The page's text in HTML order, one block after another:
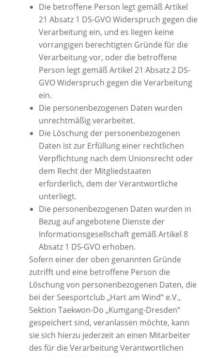
Die betroffene Person legt gemäß Artikel
21 Absatz 1 DS-GVO Widerspruch gegen die
Verarbeitung ein, und es liegen keine
vorrangigen berechtigten Gründe für die
Verarbeitung vor, oder die betroffene
Person legt gemäß Artikel 21 Absatz 2 DS-
GVO Widerspruch gegen die Verarbeitung
ein.
Die personenbezogenen Daten wurden
unrechtmäßig verarbeitet.
Die Löschung der personenbezogenen
Daten ist zur Erfüllung einer rechtlichen
Verpflichtung nach dem Unionsrecht oder
dem Recht der Mitgliedstaaten
erforderlich, dem der Verantwortliche
unterliegt.
Die personenbezogenen Daten wurden in
Bezug auf angebotene Dienste der
Informationsgesellschaft gemäß Artikel 8
Absatz 1 DS-GVO erhoben.
Sofern einer der oben genannten Gründe
zutrifft und eine betroffene Person die
Löschung von personenbezogenen Daten, die
bei der Seesportclub „Hart am Wind“ e.V.,
Sektion Taekwon-Do „Kumgang-Dresden“
gespeichert sind, veranlassen möchte, kann
sie sich hierzu jederzeit an einen Mitarbeiter
des für die Verarbeitung Verantwortlichen